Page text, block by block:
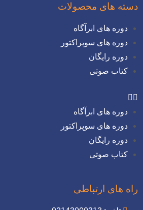
دسته های محصولات
دوره های ابرآگاه
دوره های سوپراکتور
دوره رایگان
کتاب صوتی
دوره های ابرآگاه
دوره های سوپراکتور
دوره رایگان
کتاب صوتی
راه های ارتباطی